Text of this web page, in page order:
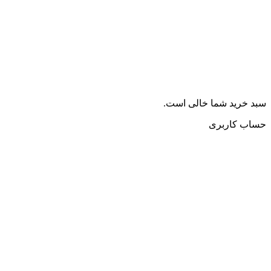
سبد خرید شما خالی است.
حساب کاربری